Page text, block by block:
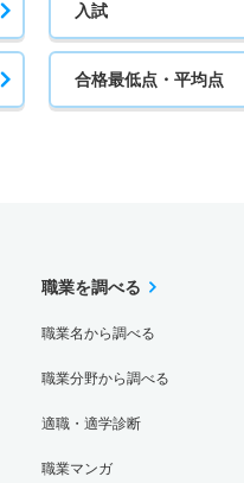
入試
合格最低点・平均点
職業を調べる
職業名から調べる
職業分野から調べる
適職・適学診断
職業マンガ